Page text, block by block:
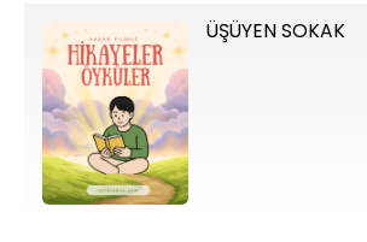
ÜŞÜYEN SOKAK